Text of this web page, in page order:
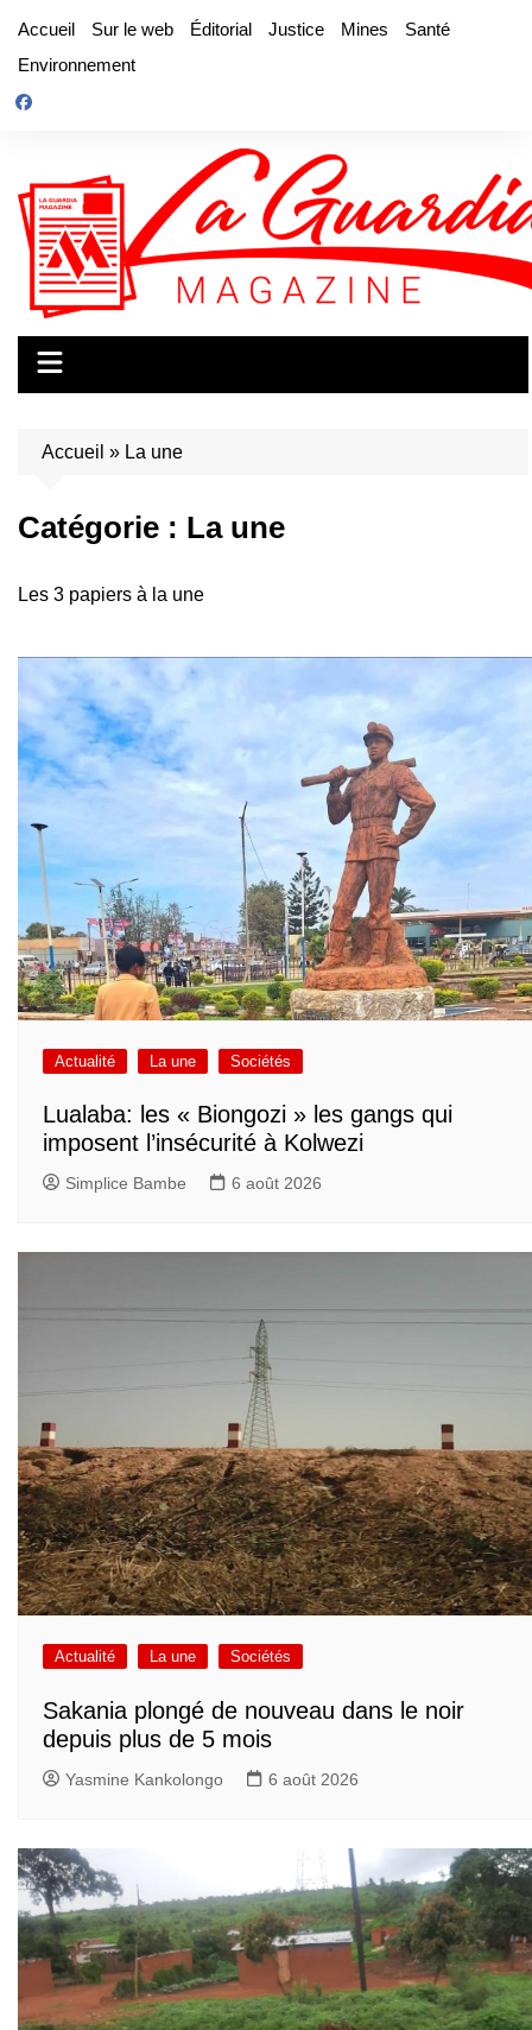
contenu
Accueil Sur le web Éditorial Justice Mines
Santé
Environnement
Accueil » La une
Catégorie : La une
Les 3 papiers à la une
Actualité La une Sociétés
Lualaba: les « Biongozi » les gangs qui
imposent l’insécurité à Kolwezi
Simplice Bambe 6 août 2026
Actualité La une Sociétés
Sakania plongé de nouveau dans le noir
depuis plus de 5 mois
Yasmine Kankolongo 6 août 2026